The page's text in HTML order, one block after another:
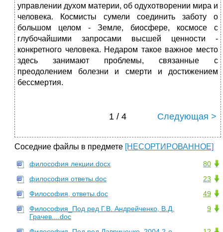
управлении ду­хом материи, об одухотворении мира и
человека. Космисты сумели соединить заботу о
большом целом - Земле, биосфере, космосе с
глубочайшими запросами высшей ценности -
конкретного человека. Недаром такое важное место
здесь за­нимают проблемы, связанные с
преодолением болезни и смерти и достижением
бессмертия.
1 / 4 Следующая >
Соседние файлы в предмете [НЕСОРТИРОВАННОЕ]
80
философия лекции.docx
23
философия ответы.doc
49
Философия, ответы.doc
9
Философия_Под ред Г.В. Андрейченко, В.Д.
Грачев....doc